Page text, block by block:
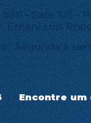
– Sala 105 –
Segunda à
Ernani Luis
Encontre